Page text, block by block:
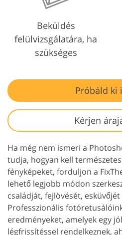
Beküldés
felülvizsgálatára, ha
szükséges
Próbáld ki
Kérjen
Ha még nem ismeri a
tudja, hogyan kell
fényképeket, forduljon a
lehető legjobb módon
családját, fejlövését,
Professzionális
eredményeket, amelyek egy
légfrissítéssel rendelkeznek,